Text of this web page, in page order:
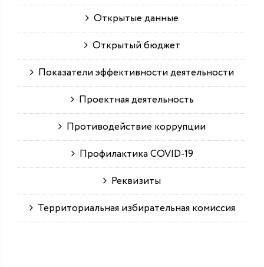
Открытые данные
Открытый бюджет
Показатели эффективности деятельности
Проектная деятельность
Противодействие коррупции
Профилактика COVID-19
Реквизиты
Территориальная избирательная комиссия